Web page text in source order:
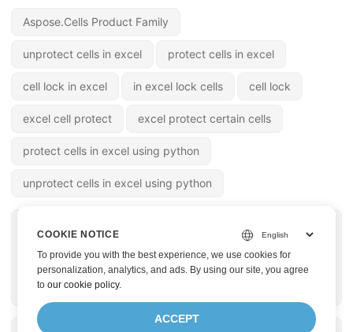
Aspose.Cells Product Family
unprotect cells in excel protect cells in excel
cell lock in excel in excel lock cells cell lock
excel cell protect excel protect certain cells
protect cells in excel using python
unprotect cells in excel using python
JSON в XLSX
онлайн
Объединение
файлов Excel в
COOKIE NOTICE
To provide you with the best experience, we use cookies for
personalization, analytics, and ads. By using our site, you agree
toour cookie policy.
ACCEPT